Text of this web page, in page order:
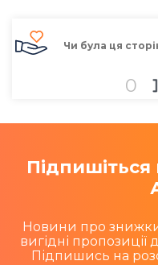
Чи була ця
0
Новини про знижки,
вигідні
Підпишись на